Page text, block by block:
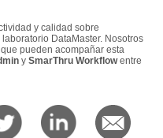
y calidad sobre
laboratorio DataMaster. Nosotros
pueden acompañar esta
y SmarThru Workflowentre